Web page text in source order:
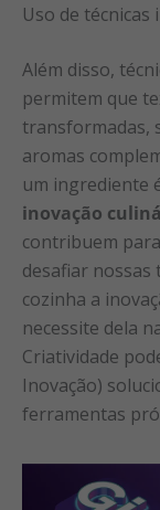
Uso de técnicas
Além disso,
permitem que
transformadas,
aromas
um ingrediente
inovação
contribuem
desafiar nossas
cozinha a
necessite dela
Criatividade
Inovação)
ferramentas